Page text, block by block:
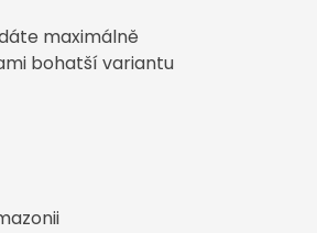
maximálně
bohatší variantu